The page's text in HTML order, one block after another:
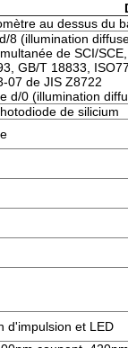
au dessus du
8 (illumination
de SCI/
GB/T 18833,
07 de JIS Z8722
d/0 (illumination
de silicium
d'impulsion et LED